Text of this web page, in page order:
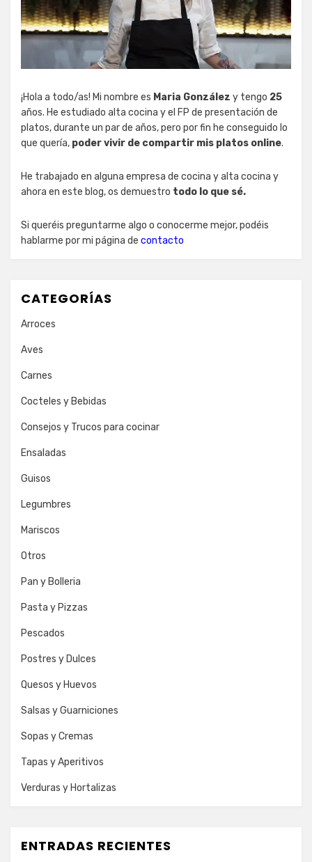
¡Hola a todo/as! Mi nombre es Maria González y tengo 25
años. He estudiado alta cocina y el FP de presentación de
platos, durante un par de años, pero por fin he conseguido lo
que quería, poder vivir de compartir mis platos online.
He trabajado en alguna empresa de cocina y alta cocina y
ahora en este blog, os demuestro todo lo que sé.
Si queréis preguntarme algo o conocerme mejor, podéis
hablarme por mi página de contacto
CATEGORÍAS
Arroces
Aves
Carnes
Cocteles y Bebidas
Consejos y Trucos para cocinar
Ensaladas
Guisos
Legumbres
Mariscos
Otros
Pan y Bolleria
Pasta y Pizzas
Pescados
Postres y Dulces
Quesos y Huevos
Salsas y Guarniciones
Sopas y Cremas
Tapas y Aperitivos
Verduras y Hortalizas
ENTRADAS RECIENTES